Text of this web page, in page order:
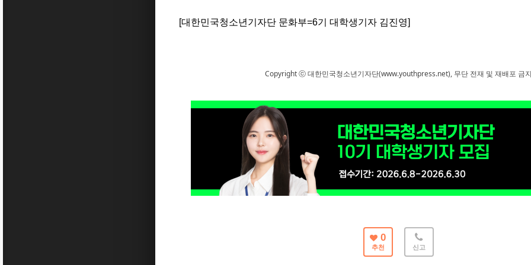
[대한민국청소년기자단 문화부=6기 대학생기자 김진영]
Copyright ⓒ 대한민국청소년기자단(www.youthpress.net), 무단 전재 및 재배포 금
0
추천 신고